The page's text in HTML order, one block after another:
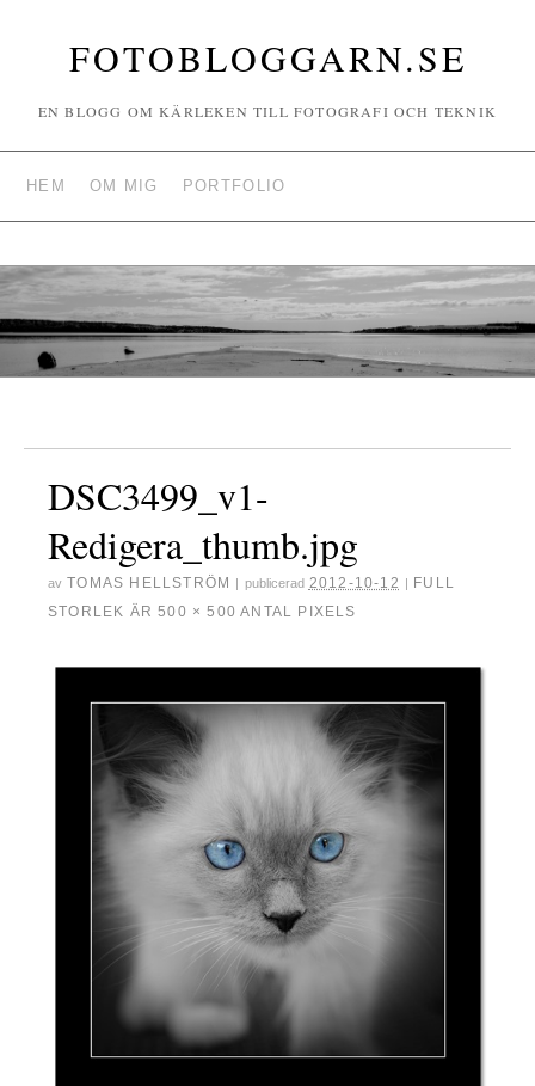
FOTOBLOGGARN.SE
EN BLOGG OM KÄRLEKEN TILL FOTOGRAFI OCH TEKNIK
HEM OM MIG PORTFOLIO
DSC3499_v1-
Redigera_thumb.jpg
av TOMAS HELLSTRÖM publicerad 2012-10-12
FULL
STORLEK ÄR500 × 500 ANTAL PIXELS